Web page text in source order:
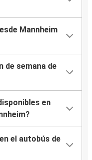
Mannheim
de semana de
en
el autobús de